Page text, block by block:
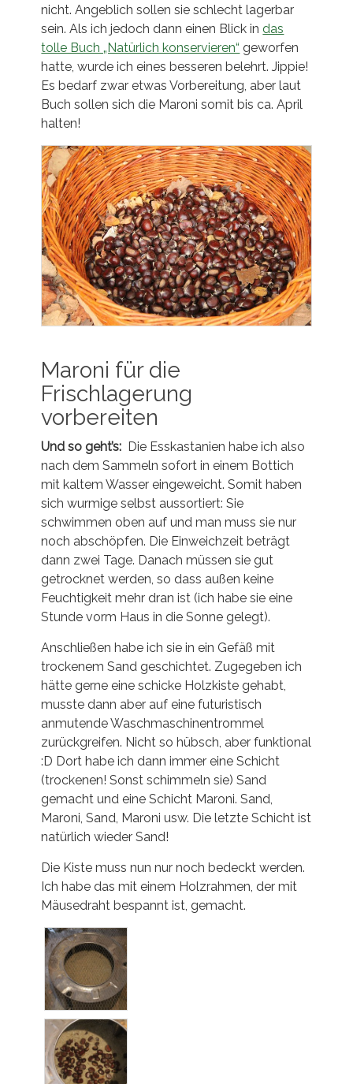
nicht. Angeblich sollen sie schlecht lagerbar
sein. Als ich jedoch dann einen Blick indas
tolle Buch „Natürlich konservieren“ geworfen
hatte, wurde ich eines besseren belehrt. Jippie!
Es bedarf zwar etwas Vorbereitung, aber laut
Buch sollen sich die Maroni somit bis ca. April
halten!
Maroni für die
Frischlagerung
vorbereiten
Und so geht’s: Die Esskastanien habe ich also
nach dem Sammeln sofort in einem Bottich
mit kaltem Wasser eingeweicht. Somit haben
sich wurmige selbst aussortiert: Sie
schwimmen oben auf und man muss sie nur
noch abschöpfen. Die Einweichzeit beträgt
dann zwei Tage. Danach müssen sie gut
getrocknet werden, so dass außen keine
Feuchtigkeit mehr dran ist (ich habe sie eine
Stunde vorm Haus in die Sonne gelegt).
Anschließen habe ich sie in ein Gefäß mit
trockenem Sand geschichtet. Zugegeben ich
hätte gerne eine schicke Holzkiste gehabt,
musste dann aber auf eine futuristisch
anmutende Waschmaschinentrommel
zurückgreifen. Nicht so hübsch, aber funktional
:D Dort habe ich dann immer eine Schicht
(trockenen! Sonst schimmeln sie) Sand
gemacht und eine Schicht Maroni. Sand,
Maroni, Sand, Maroni usw. Die letzte Schicht ist
natürlich wieder Sand!
Die Kiste muss nun nur noch bedeckt werden.
Ich habe das mit einem Holzrahmen, der mit
Mäusedraht bespannt ist, gemacht.